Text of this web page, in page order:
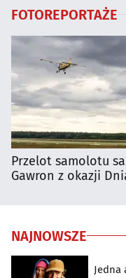
FOTOREPORTAŻE
Przelot samolotu
Gawron z okazji
NAJNOWSZE
Jedna